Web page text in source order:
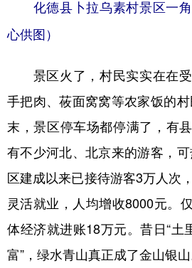
化德县卜拉乌素村景区一角
心供图）
景区火了，村民实实在在受
手把肉、莜面窝窝等农家饭的
末，景区停车场都停满了，有
有不少河北、北京来的游客，
区建成以来已接待游客3万人次
灵活就业，人均增收8000元。
体经济就进账18万元。昔日“土
富”，绿水青山真正成了金山银山